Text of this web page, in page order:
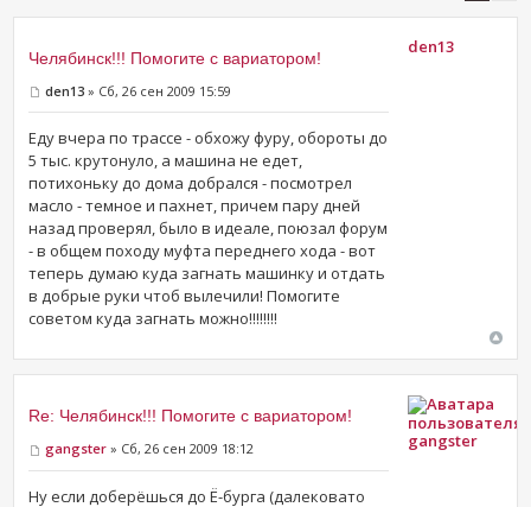
Челябинск!!! Помогите с вариатором!
den13 » Сб, 26 сен 2009 15:59
Еду вчера по трассе - обхожу фуру, обороты до
5 тыс. крутонуло, а машина не едет,
потихоньку до дома добрался - посмотрел
масло - темное и пахнет, причем пару дней
назад проверял, было в идеале, поюзал форум
- в общем походу муфта переднего хода - вот
теперь думаю куда загнать машинку и отдать
в добрые руки чтоб вылечили! Помогите
советом куда загнать можно!!!!!!!!
den13
Re: Челябинск!!! Помогите с вариатором!
gangster » Сб, 26 сен 2009 18:12
Ну если доберёшься до Ё-бурга (далековато
gangster